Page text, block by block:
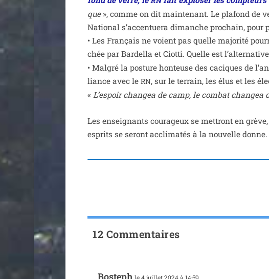
que», comme on dit main­te­nant. Le pla­fond de
National s’ac­cen­tue­ra dimanche pro­chain, pour
• Les Français ne voient pas quelle majo­ri­té
chée par Bardella et Ciotti. Quelle est
• Malgré la pos­ture hon­teuse des caciques de
liance avec leRN, sur le ter­rain, les élus et les
«L’espoir chan­gea de camp, le com­bat chan­gea
Les ensei­gnants cou­ra­geux se met­tront en
esprits se seront accli­ma­tés à la nou­velle donne.
12 Commentaires